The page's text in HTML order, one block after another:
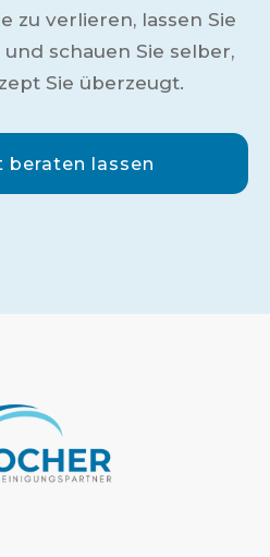
zu verlieren, lassen Sie
schauen Sie selber,
Sie überzeugt.
beraten lassen